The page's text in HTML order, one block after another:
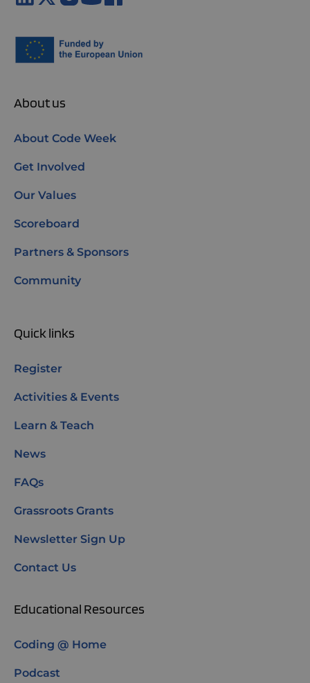
About us
About Code Week
Get Involved
Our Values
Scoreboard
Partners & Sponsors
Community
Quick links
Register
Activities & Events
Learn & Teach
News
FAQs
Grassroots Grants
Newsletter Sign Up
Contact Us
Educational Resources
Coding @ Home
Podcast